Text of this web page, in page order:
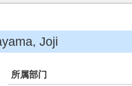
Joji
所属部门